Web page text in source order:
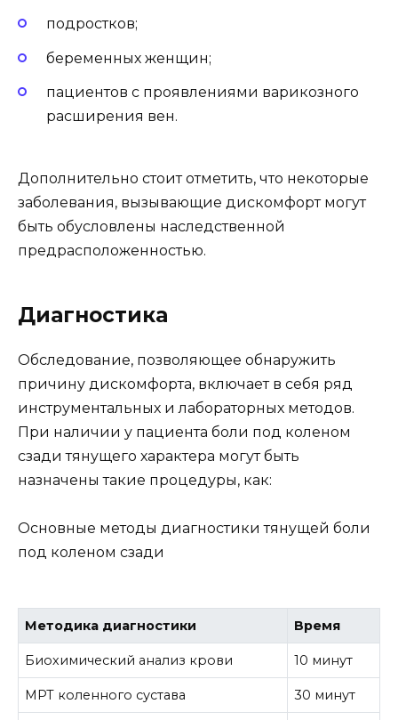
подростков;
беременных женщин;
пациентов с проявлениями варикозного
расширения вен.
Дополнительно стоит отметить, что некоторые
заболевания, вызывающие дискомфорт могут
быть обусловлены наследственной
предрасположенностью.
Диагностика
Обследование, позволяющее обнаружить
причину дискомфорта, включает в себя ряд
инструментальных и лабораторных методов.
При наличии у пациента боли под коленом
сзади тянущего характера могут быть
назначены такие процедуры, как:
Основные методы диагностики тянущей боли
под коленом сзади
Методика диагностики Время
Биохимический анализ крови 10 минут
МРТ коленного сустава 30 минут